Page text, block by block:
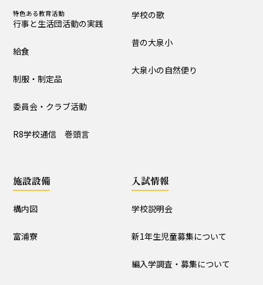
大泉小の自然便り
構内図 富浦寮
特色ある教育活動
行事と生活団活動の実践
給食
制服・制定品
委員会・クラブ活動
R8学校通信 巻頭言
学校の歌
昔の大泉小
大泉小の自然便り
施設設備
構内図
富浦寮
入試情報
学校説明会
新1年生児童募集について
編入学調査・募集について